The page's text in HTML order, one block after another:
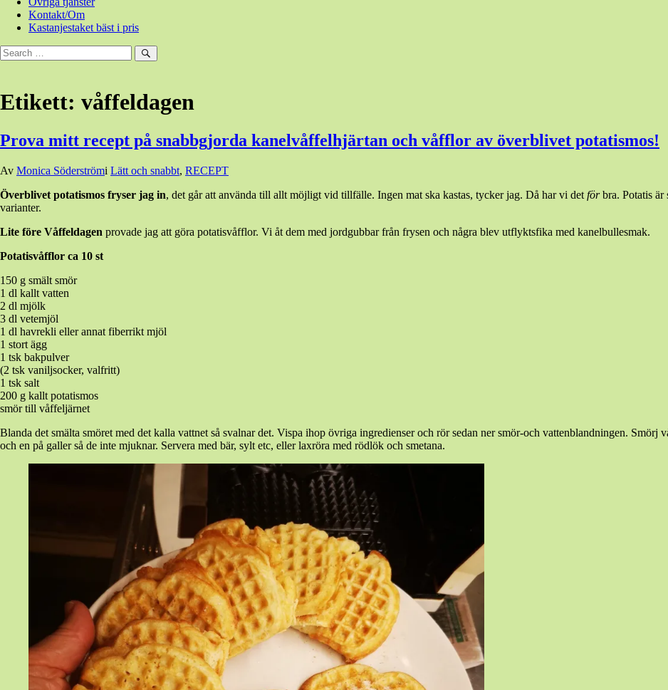
Kontakt/Om
Kastanjestaket bäst i pris
Sök
efter:
Sök
Etikett: våffeldagen
Prova mitt recept på snabbgjorda kanelvåffelhjärtan och våfflor av överblivet potatismos!
Den
mars,
202224
2022
Av Monica Söderströmi Lätt och snabbt, RECEPT
Överblivet potatismos fryser jag in, det går att använda till allt möjligt vid tillfälle. Ingen mat ska kastas, tycker jag. Då har vi det förbra. Potatis
varianter.
Lite före Våffeldagen provade jag att göra potatisvåfflor. Vi åt dem med jordgubbar från frysen och några blev utflyktsfika med kanelbullesmak.
Potatisvåfflor ca 10 st
150 g smält smör
1 dl kallt vatten
2 dl mjölk
3 dl vetemjöl
1 dl havrekli eller annat fiberrikt mjöl
1 stort ägg
1 tsk bakpulver
(2 tsk vaniljsocker, valfritt)
1 tsk salt
200 g kallt potatismos
smör till våffeljärnet
Blanda det smälta smöret med det kalla vattnet så svalnar det. Vispa ihop övriga ingredienser och rör sedan ner smör-och vattenblandningen.
och en på galler så de inte mjuknar. Servera med bär, sylt etc, eller laxröra med rödlök och smetana.